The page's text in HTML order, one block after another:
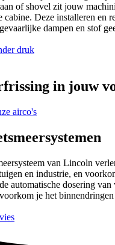
of shovel zit jouw
cabine. Deze installeren en
dampen en stof
druk
in jouw
airco's
van Lincoln
en industrie, en
automatische dosering
je het